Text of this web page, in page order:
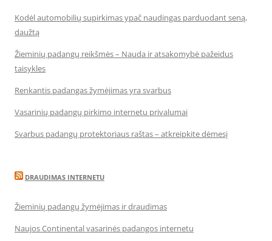
Kodėl automobilių supirkimas ypač naudingas parduodant seną,
daužtą
Žieminių padangų reikšmės – Nauda ir atsakomybė pažeidus
taisykles
Renkantis padangas žymėjimas yra svarbus
Vasarinių padangų pirkimo internetu privalumai
Svarbus padangų protektoriaus raštas – atkreipkite dėmesį
DRAUDIMAS INTERNETU
Žieminių padangų žymėjimas ir draudimas
Naujos Continental vasarinės padangos internetu